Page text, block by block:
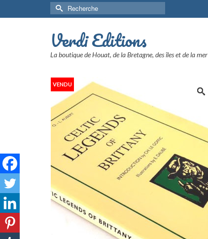
Rechercher :
Verdi Editions
La boutique de Houat, de la Bretagne, des îles et de la mer
VENDU